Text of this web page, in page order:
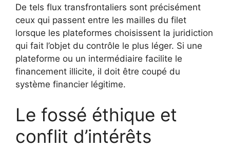
De tels flux transfrontaliers sont précisément
ceux qui passent entre les mailles du filet
lorsque les plateformes choisissent la juridiction
qui fait l’objet du contrôle le plus léger. Si une
plateforme ou un intermédiaire facilite le
financement illicite, il doit être coupé du
système financier légitime.
Le fossé éthique et
conflit d’intérêts